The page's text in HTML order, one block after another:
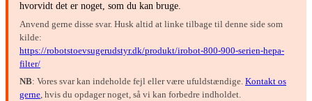
hvorvidt det er noget, som du kan bruge.
Anvend gerne disse svar. Husk altid at linke tilbage til denne side som
kilde:
https://robotstoevsugerudstyr.dk/produkt/irobot-800-900-serien-hepa-
filter/
NB: Vores svar kan indeholde fejl eller være ufuldstændige. Kontakt os
gerne, hvis du opdager noget, så vi kan forbedre indholdet.